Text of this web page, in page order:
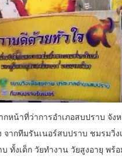
กหน้าที่ว่าการอำเภอสบปราบ จัง
จากทีมรันเนอร์สบปราบ ชมรมวิ่ง
ทั้งเด็ก วัยทำงาน วัยสูงอายุ พร้อ